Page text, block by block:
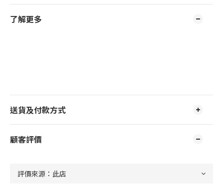
了解更多
送貨及付款方式
顧客評價